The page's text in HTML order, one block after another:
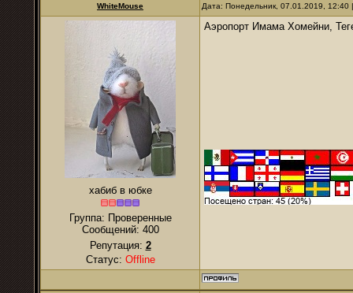
WhiteMouse Дата: Понедельник, 07.01.2019,
хабиб в юбке
Группа: Проверенные
Сообщений: 400
Репутация: 2
Статус: Offline
Аэропорт Имама Хомейни,